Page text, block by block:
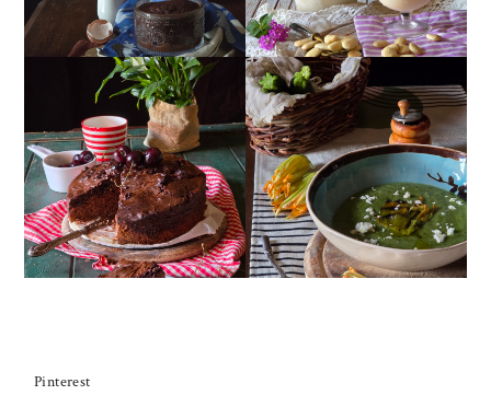
TORTA DOPPIO
CIOCCOLATO E
CILIEGIE
CREMA ESTIVA DI
ZUCCHINE CON FIORI E
FETA
Pinterest